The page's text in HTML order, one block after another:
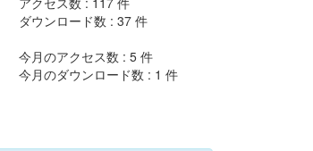
ダウンロード数 :37 件
今月のアクセス数 :5 件
今月のダウンロード数 : 1 件